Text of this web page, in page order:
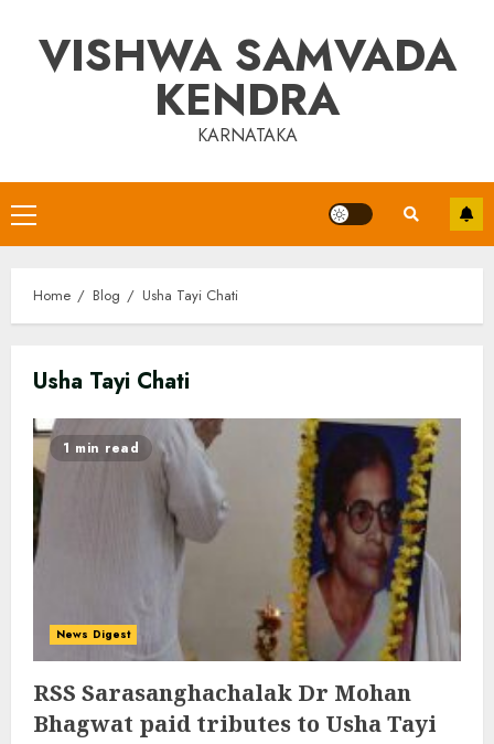
contentVISHWA SAMVADA
KENDRA
KARNATAKA
Primary
Menu
Home Blog Usha Tayi Chati
Usha Tayi Chati
1 min read
News Digest
RSS Sarasanghachalak Dr Mohan
Bhagwat paid tributes to Usha Tayi